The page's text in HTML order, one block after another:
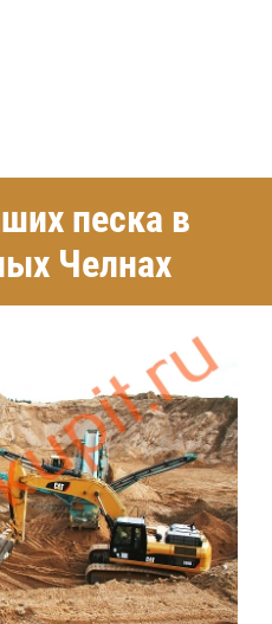
песка в
Челнах